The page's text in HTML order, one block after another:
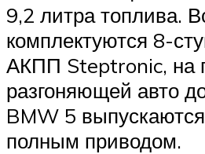
9,2 литра топлива.
комплектуются 8-
АКПП Steptronic, на
разгоняющей авто
BMW 5
полным приводом.